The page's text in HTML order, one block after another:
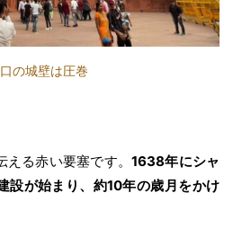
の城壁は圧巻
える赤い要塞です。1638年にシャ
設が始まり、約10年の歳月をかけ